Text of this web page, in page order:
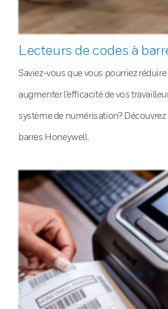
Lecteurs de codes à
Saviez-vous que vous pourriez
augmenter l’efficacité de vos
système de numérisation? Découvrez
barres Honeywell.